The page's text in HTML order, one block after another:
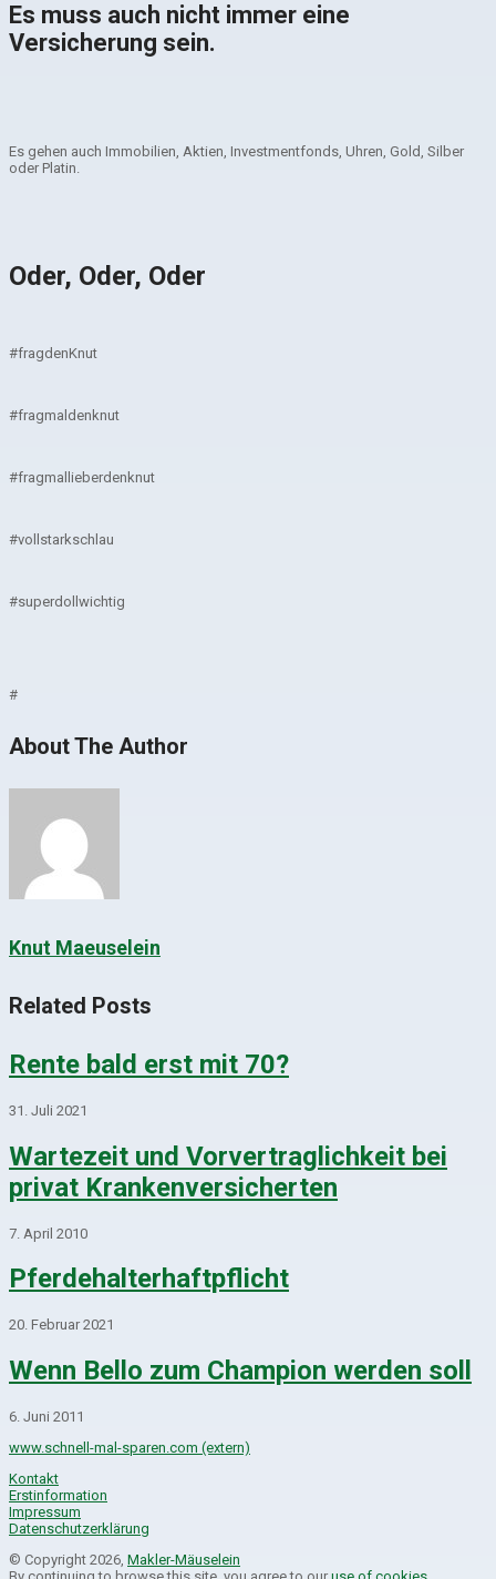
Es muss auch nicht immer eine
Versicherung sein.
Es gehen auch Immobilien, Aktien, Investmentfonds, Uhren, Gold, Silber
oder Platin.
Oder, Oder, Oder
#fragdenKnut
#fragmaldenknut
#fragmallieberdenknut
#vollstarkschlau
#superdollwichtig
#
About The Author
Knut Maeuselein
Related Posts
Rente bald erst mit 70?
31. Juli 2021
Wartezeit und Vorvertraglichkeit bei
privat Krankenversicherten
7. April 2010
Pferdehalterhaftpflicht
20. Februar 2021
Wenn Bello zum Champion werden soll
6. Juni 2011
www.schnell-mal-sparen.com (extern)
Kontakt
Erstinformation
Impressum
Datenschutzerklärung
© Copyright 2026, Makler-Mäuselein